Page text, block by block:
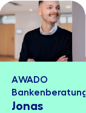
AWADO
Bankenberatung
Jonas